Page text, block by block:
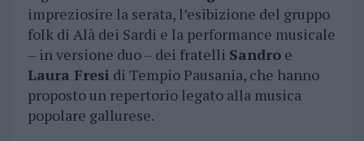
impreziosire la serata, l’esibizione del gruppo
folk di Alà dei Sardi e la performance musicale
– in versione duo – dei fratelli Sandroe
Laura Fresi di Tempio Pausania, che hanno
proposto un repertorio legato alla musica
popolare gallurese.